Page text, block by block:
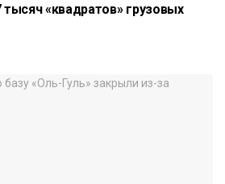
«квадратов» грузовых